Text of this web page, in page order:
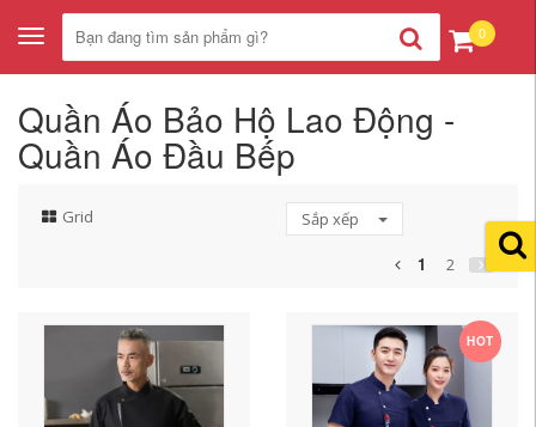
Toggle
navigation
0
Quần Áo Bảo Hộ Lao Động -
Quần Áo Đầu Bếp
Grid Sắp xếp
1 2
HOT